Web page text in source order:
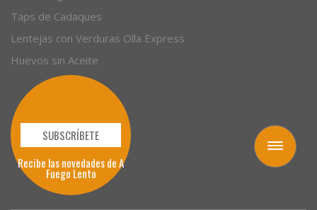
Toggle
navigation
Taps de Cadaques
Lentejas con Verduras Olla Express
Huevos sin Aceite
SUBSCRÍBETE
Recibe las novedades de A
Fuego Lento